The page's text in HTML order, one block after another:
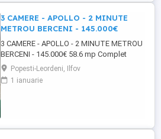
3 CAMERE - APOLLO - 2 MINUTE
METROU BERCENI - 145.000€
3 CAMERE - APOLLO - 2 MINUTE METROU
BERCENI - 145.000€ 58.6 mp Complet
mobilat si utilat An constructie 2024 Etaj 5
din 10 Pret 145.000€ 0787 - 706 - 269
disponibil si pe whatsapp
Popesti-Leordeni, Ilfov
1 ianuarie